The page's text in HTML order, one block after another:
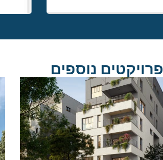
נוספים